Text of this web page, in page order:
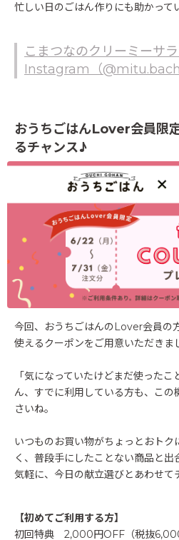
忙しい日のごはん作りにも助かって
こまつなのクリーミーサラ
Instagram（
おうちごはんLover会員限
るチャンス♪
今回、おうちごはんのLover会員の
使えるクーポンをご用意いただきま
「気になっていたけどまだ使った
ん、すでに利用している方も、こ
さいね。
いつものお買い物がちょっとおトク
く、普段手にしたことない商品と
気軽に、今日の献立選びとあわせて
【初めてご利用する方】
初回特典 2,000円OFF（税抜